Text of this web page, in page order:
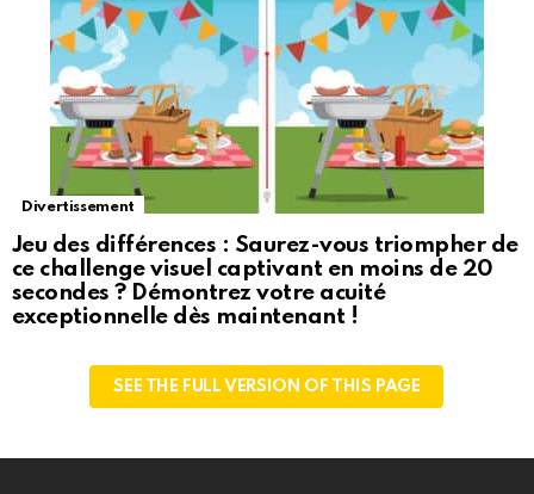
Divertissement
Jeu des différences : Saurez-vous triompher de
ce challenge visuel captivant en moins de 20
secondes ? Démontrez votre acuité
exceptionnelle dès maintenant !
SEE THE FULL VERSION OF THIS PAGE